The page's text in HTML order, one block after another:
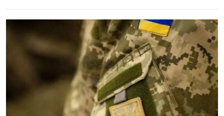
Мужчин после 60 лет могут взять в ВСУ: кто может
попасть в армию
Николай Потика